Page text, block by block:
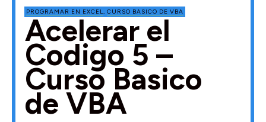
PROGRAMAR EN EXCEL, CURSO BASICO DE VBA
Acelerar el
Codigo 5 –
Curso Basico
de VBA